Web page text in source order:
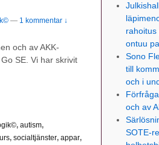
— 1 kommentar ↓
och av AKK-
SE. Vi har skrivit
, autism,
, socialtjänster, appar,
ontuu
Sono
till
och i
och av
SOTE-